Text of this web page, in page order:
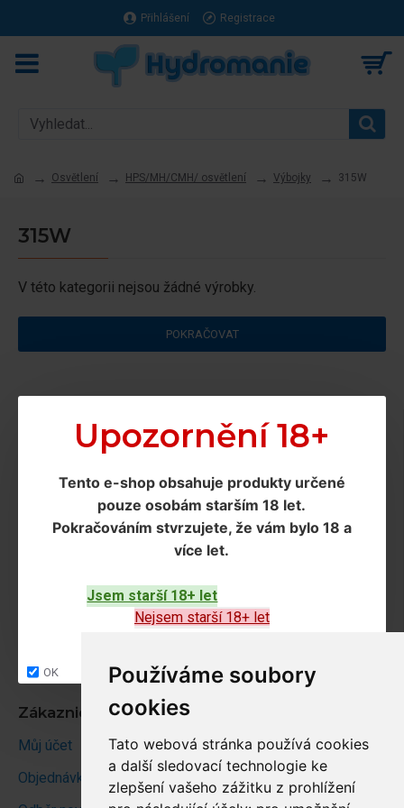
Používáme soubory
cookies
Tato webová stránka používá cookies
a další sledovací technologie ke
zlepšení vašeho zážitku z prohlížení
Upozornění 18+
Tento e-shop obsahuje produkty určené
pouze osobám starším 18 let.
Pokračováním stvrzujete, že vám bylo 18 a
více let.
Jsem starší 18+ let
Nejsem starší 18+ let
OK
Přihlášení Registrace
Osvětlení HPS/MH/CMH/ osvětlení Výbojky 315W
315W
V této kategorii nejsou žádné výrobky.
POKRAČOVAT
Ochrana os. údajů
Obchodní podmínky
Site map
Zákaznický účet
Můj účet
Objednávky